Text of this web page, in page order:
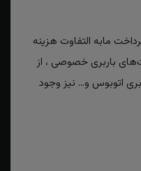
مابه التفاوت هزینه
باربری خصوصی ، از
اتوبوس و... نیز وجود